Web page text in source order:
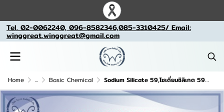
Tel. 02-0062240, 096-8582346,085-3310425/ Email:
winggreat.winggreat@gmail.com
Home ... Basic Chemical Sodium Silicate 59,โซเดี่ยมซิลิเกต 59,น้ำกาว , น้ำแก้ว